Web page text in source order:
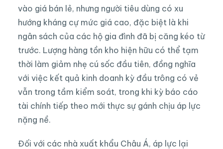
vào giá bán lẻ, nhưng người tiêu dùng có xu
hướng kháng cự mức giá cao, đặc biệt là khi
ngân sách của các hộ gia đình đã bị căng kéo từ
trước. Lượng hàng tồn kho hiện hữu có thể tạm
thời làm giảm nhẹ cú sốc đầu tiên, đồng nghĩa
với việc kết quả kinh doanh kỳ đầu trông có vẻ
vẫn trong tầm kiểm soát, trong khi kỳ báo cáo
tài chính tiếp theo mới thực sự gánh chịu áp lực
nặng nề.
Đối với các nhà xuất khẩu Châu Á, áp lực lại